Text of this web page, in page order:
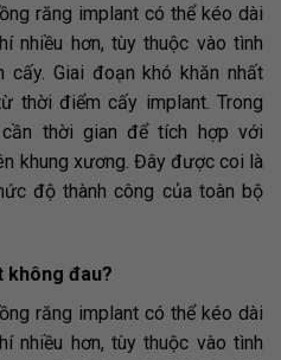
răng implant có thể kéo dài
nhiều hơn, tùy thuộc vào tình
Giai đoạn khó khăn nhất
thời điểm cấy implant. Trong
thời gian để tích hợp với
khung xương. Đây được coi là
độ thành công của toàn bộ
không đau?
răng implant có thể kéo dài
nhiều hơn, tùy thuộc vào tình